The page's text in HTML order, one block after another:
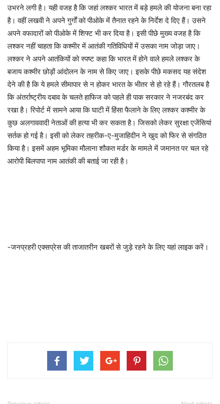
उभरने लगी है। यही वजह है कि जहां लश्कर भारत में बड़े हमले की योजना बना रहा
है। वहीं लखवी ने अपने गुर्गों को पीओके में तैनात रहने के निर्देश दे दिए हैं। उसने
अपने वफादारों को पीओके में शिफ्ट भी कर दिया है। इसी पीछे मुख्य वजह है कि
लश्कर नहीं चाहता कि कश्मीर में आतंकी गतिविधियों में उसका नाम जोड़ा जाए।
लश्कर ने अपने आतंकियों को स्पष्ट कहा कि भारत में होने वाले हमले लश्कर के
बजाय कश्मीर छोड़ों आंदोलन के नाम से किए जाए। इसके पीछे मकसद यह संदेश
देने की है कि ये हमले सीमापार से न होकर भारत के भीतर से हो रहे हैं। गौरतलब है
कि अंतर्राष्ट्रीय दबाव के चलते हाफिज को पहले ही पाक सरकार ने नजरबंद कर
रखा है। रिपोर्ट में सामने आया कि घाटी में हिंसा फैलाने के लिए लश्कर कश्मीर के
कुछ अलगाववादी नेताओं की हत्या भी कर सकता है। जिसको लेकर सुरक्षा एजेंसियां
सर्तक हो गई है। इसी को लेकर तहरीक-ए-मुजाहिदीन ने खुद को फिर से संगठित
किया है। इसमें अहम भूमिका मौलाना शौकत मर्डर के मामले में जमानत पर चल रहे
आरोपी बिलपापा नाम आतंकी की बताई जा रही है।
-जनप्रहरी एक्सप्रेस की ताजातरीन खबरों से जुड़े रहने के लिए यहां लाइक करें।